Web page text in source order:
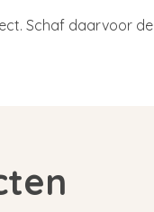
Schaf daarvoor de